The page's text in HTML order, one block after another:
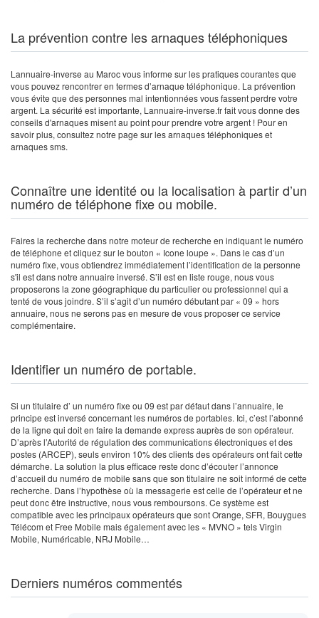
La prévention contre les arnaques téléphoniques
Lannuaire-inverse au Maroc vous informe sur les pratiques courantes que
vous pouvez rencontrer en termes d’arnaque téléphonique. La prévention
vous évite que des personnes mal intentionnées vous fassent perdre votre
argent. La sécurité est importante, Lannuaire-inverse.fr fait vous donne des
conseils d'arnaques misent au point pour prendre votre argent ! Pour en
savoir plus, consultez notre page sur les arnaques téléphoniques et
arnaques sms.
Connaître une identité ou la localisation à partir d’un
numéro de téléphone fixe ou mobile.
Faires la recherche dans notre moteur de recherche en indiquant le numéro
de téléphone et cliquez sur le bouton « Icone loupe ». Dans le cas d’un
numéro fixe, vous obtiendrez immédiatement l’identification de la personne
s'il est dans notre annuaire inversé. S’il est en liste rouge, nous vous
proposerons la zone géographique du particulier ou professionnel qui a
tenté de vous joindre. S’il s’agit d’un numéro débutant par « 09 » hors
annuaire, nous ne serons pas en mesure de vous proposer ce service
complémentaire.
Identifier un numéro de portable.
Si un titulaire d’ un numéro fixe ou 09 est par défaut dans l’annuaire, le
principe est inversé concernant les numéros de portables. Ici, c’est l’abonné
de la ligne qui doit en faire la demande express auprès de son opérateur.
D’après l’Autorité de régulation des communications électroniques et des
postes (ARCEP), seuls environ 10% des clients des opérateurs ont fait cette
démarche. La solution la plus efficace reste donc d’écouter l’annonce
d’accueil du numéro de mobile sans que son titulaire ne soit informé de cette
recherche. Dans l’hypothèse où la messagerie est celle de l’opérateur et ne
peut donc être instructive, nous vous remboursons. Ce système est
compatible avec les principaux opérateurs que sont Orange, SFR, Bouygues
Télécom et Free Mobile mais également avec les « MVNO » tels Virgin
Mobile, Numéricable, NRJ Mobile…
Derniers numéros commentés